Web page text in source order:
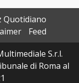
Quotidiano
Feed
S.r.l.
di Roma al